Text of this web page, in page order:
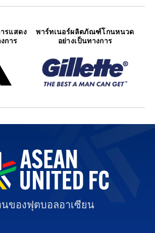
รแสดง
การ
พาร์ทเนอร์ผลิตภัณฑ์โกนหนวด
อย่างเป็นทางการ
ของฟุตบอลอาเซียน